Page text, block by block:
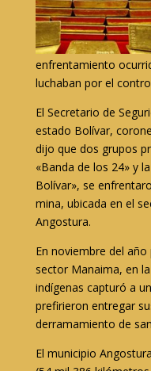
enfrentamiento
luchaban por el
El Secretario de
estado Bolívar,
dijo que dos grupos
«Banda de los 24» y
Bolívar», se
mina, ubicada en el
Angostura.
En noviembre del
sector Manaima, en
indígenas capturó a
prefirieron entregar
derramamiento de
El municipio